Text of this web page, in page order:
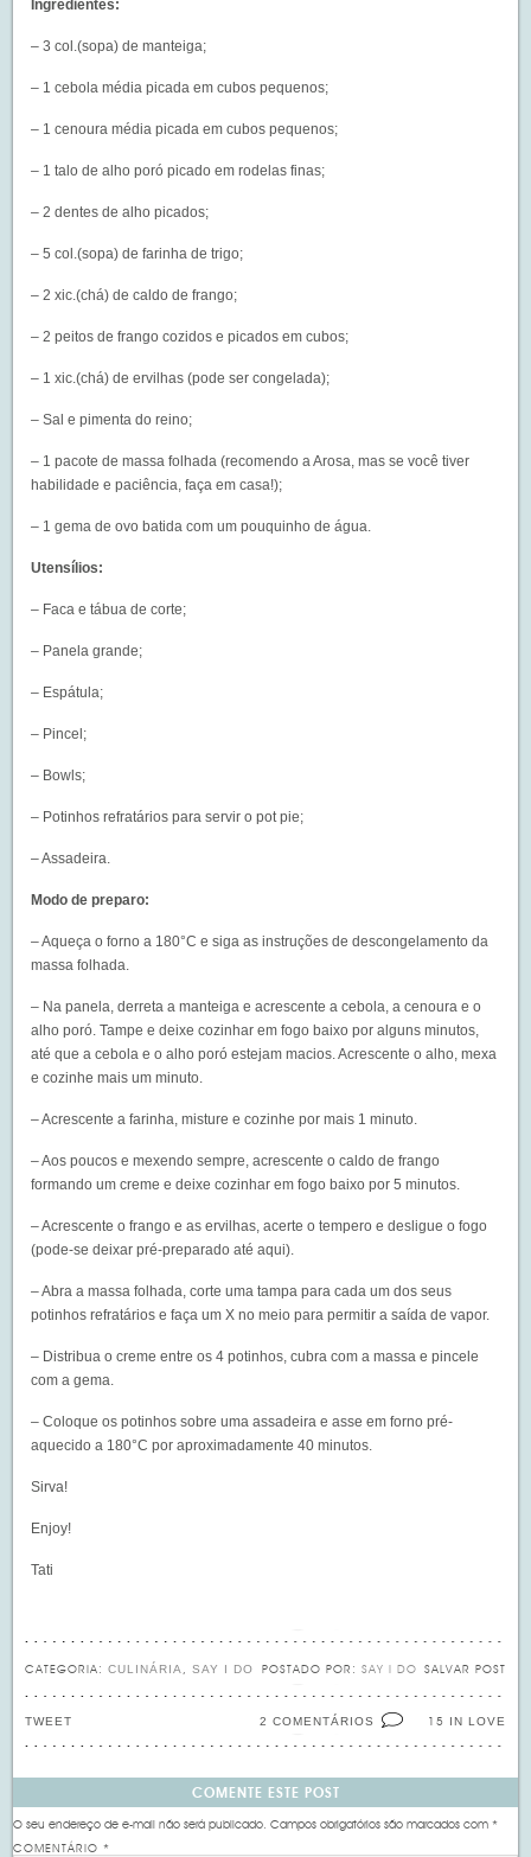
Ingredientes:
– 3 col.(sopa) de manteiga;
– 1 cebola média picada em cubos pequenos;
– 1 cenoura média picada em cubos pequenos;
– 1 talo de alho poró picado em rodelas finas;
– 2 dentes de alho picados;
– 5 col.(sopa) de farinha de trigo;
– 2 xic.(chá) de caldo de frango;
– 2 peitos de frango cozidos e picados em cubos;
– 1 xic.(chá) de ervilhas (pode ser congelada);
– Sal e pimenta do reino;
– 1 pacote de massa folhada (recomendo a Arosa, mas se você tiver
habilidade e paciência, faça em casa!);
– 1 gema de ovo batida com um pouquinho de água.
Utensílios:
– Faca e tábua de corte;
– Panela grande;
– Espátula;
– Pincel;
– Bowls;
– Potinhos refratários para servir o pot pie;
– Assadeira.
Modo de preparo:
– Aqueça o forno a 180°C e siga as instruções de descongelamento da
massa folhada.
– Na panela, derreta a manteiga e acrescente a cebola, a cenoura e o
alho poró. Tampe e deixe cozinhar em fogo baixo por alguns minutos,
até que a cebola e o alho poró estejam macios. Acrescente o alho, mexa
e cozinhe mais um minuto.
– Acrescente a farinha, misture e cozinhe por mais 1 minuto.
– Aos poucos e mexendo sempre, acrescente o caldo de frango
formando um creme e deixe cozinhar em fogo baixo por 5 minutos.
– Acrescente o frango e as ervilhas, acerte o tempero e desligue o fogo
(pode-se deixar pré-preparado até aqui).
– Abra a massa folhada, corte uma tampa para cada um dos seus
potinhos refratários e faça um X no meio para permitir a saída de vapor.
– Distribua o creme entre os 4 potinhos, cubra com a massa e pincele
com a gema.
– Coloque os potinhos sobre uma assadeira e asse em forno pré-
aquecido a 180°C por aproximadamente 40 minutos.
Sirva!
Enjoy!
Tati
CATEGORIA:CULINÁRIA ,SAY I DO SALVAR POST
POSTADO POR: SAY I DO
15 IN LOVE
2 COMENTÁRIOS
TWEET
COMENTE ESTE POST
O seu endereço de e-mail não será publicado. Campos obrigatórios são marcados com*
COMENTÁRIO*